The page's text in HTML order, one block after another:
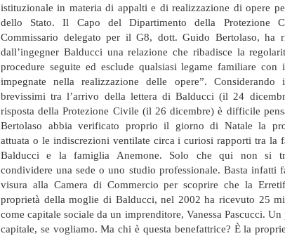
istituzionale in materia di appalti e di realizzazione di opere
dello Stato. Il Capo del Dipartimento della Protezione
Commissario delegato per il G8, dott. Guido Bertolaso, ha
dall’ingegner Balducci una relazione che ribadisce la
procedure seguite ed esclude qualsiasi legame familiare con
impegnate nella realizzazione delle opere”. Considerando
brevissimi tra l’arrivo della lettera di Balducci (il 24
risposta della Protezione Civile (il 26 dicembre) è difficile
Bertolaso abbia verificato proprio il giorno di Natale la
attuata o le indiscrezioni ventilate circa i curiosi rapporti tra la
Balducci e la famiglia Anemone. Solo che qui non si
condividere una sede o uno studio professionale. Basta infatti
visura alla Camera di Commercio per scoprire che la
proprietà della moglie di Balducci, nel 2002 ha ricevuto 25
come capitale sociale da un imprenditore, Vanessa Pascucci.
capitale, se vogliamo. Ma chi è questa benefattrice? È la